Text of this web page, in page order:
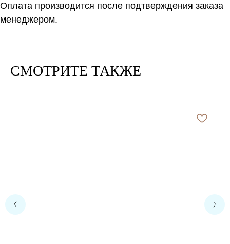
Оплата производится после подтверждения заказа
менеджером.
СМОТРИТЕ ТАКЖЕ